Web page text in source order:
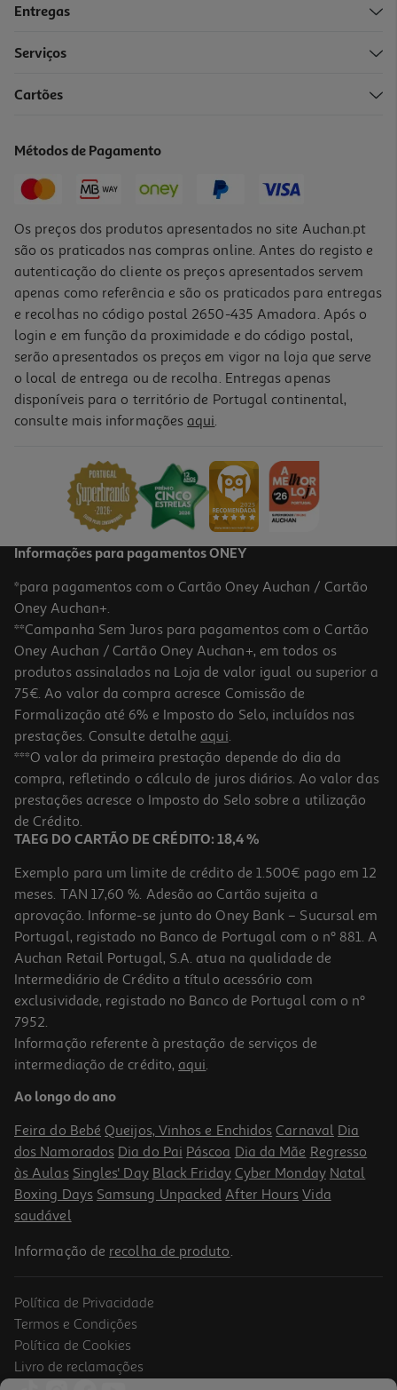
Album I Gifts 713120 Beige 15x20
Photowood I Gifts 713128 15x20
7.99 €/un
7,99 €
Photowood I Gifts 621304 10x15
6.99 €/un
6,99 €
Entregas
Serviços
Cartões
Métodos de Pagamento
Os preços dos produtos apresentados no site Auchan.pt
são os praticados nas compras online. Antes do registo e
autenticação do cliente os preços apresentados servem
apenas como referência e são os praticados para entregas
e recolhas no código postal 2650-435 Amadora. Após o
login e em função da proximidade e do código postal,
serão apresentados os preços em vigor na loja que serve
o local de entrega ou de recolha. Entregas apenas
disponíveis para o território de Portugal continental,
consulte mais informações aqui.
Informações para pagamentos ONEY
*para pagamentos com o Cartão Oney Auchan / Cartão
Oney Auchan+.
**Campanha Sem Juros para pagamentos com o Cartão
Oney Auchan / Cartão Oney Auchan+, em todos os
produtos assinalados na Loja de valor igual ou superior a
75€. Ao valor da compra acresce Comissão de
Formalização até 6% e Imposto do Selo, incluídos nas
prestações. Consulte detalhe aqui.
***O valor da primeira prestação depende do dia da
compra, refletindo o cálculo de juros diários. Ao valor das
prestações acresce o Imposto do Selo sobre a utilização
de Crédito.
TAEG DO CARTÃO DE CRÉDITO: 18,4 %
Exemplo para um limite de crédito de 1.500€ pago em 12
meses. TAN 17,60 %. Adesão ao Cartão sujeita a
aprovação. Informe-se junto do Oney Bank – Sucursal em
Portugal, registado no Banco de Portugal com o nº 881. A
Auchan Retail Portugal, S.A. atua na qualidade de
Intermediário de Crédito a título acessório com
exclusividade, registado no Banco de Portugal com o nº
7952.
Informação referente à prestação de serviços de
intermediação de crédito, aqui.
Ao longo do ano
Feira do Bebé Queijos, Vinhos e Enchidos Carnaval Dia
dos Namorados Dia do Pai Páscoa Dia da Mãe Regresso
às Aulas Singles' Day Black Friday Cyber Monday Natal
Boxing Days Samsung Unpacked After Hours Vida
saudável
Informação de recolha de produto.
Política de Privacidade
Termos e Condições
Política de Cookies
Livro de reclamações